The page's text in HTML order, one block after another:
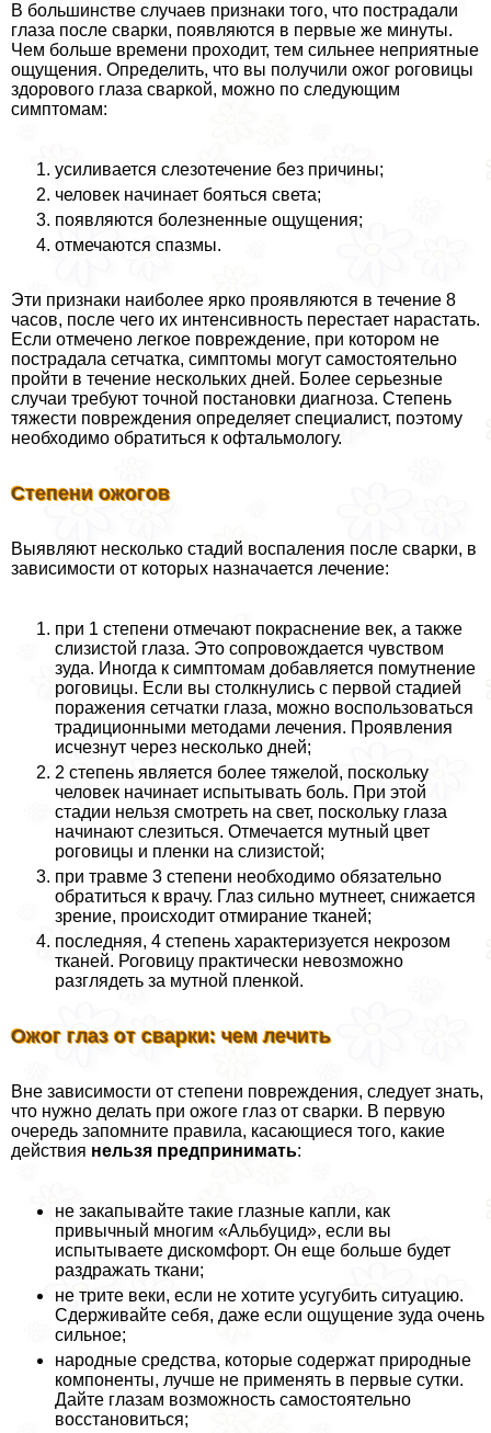
В большинстве случаев признаки того, что пострадали
глаза после сварки, появляются в первые же минуты.
Чем больше времени проходит, тем сильнее неприятные
ощущения. Определить, что вы получили ожог роговицы
здорового глаза сваркой, можно по следующим
симптомам:
усиливается слезотечение без причины;
человек начинает бояться света;
появляются болезненные ощущения;
отмечаются спазмы.
Эти признаки наиболее ярко проявляются в течение 8
часов, после чего их интенсивность перестает нарастать.
Если отмечено легкое повреждение, при котором не
пострадала сетчатка, симптомы могут самостоятельно
пройти в течение нескольких дней. Более серьезные
случаи требуют точной постановки диагноза. Степень
тяжести повреждения определяет специалист, поэтому
необходимо обратиться к офтальмологу.
Степени ожогов
Выявляют несколько стадий воспаления после сварки, в
зависимости от которых назначается лечение:
при 1 степени отмечают покраснение век, а также
слизистой глаза. Это сопровождается чувством
зуда. Иногда к симптомам добавляется помутнение
роговицы. Если вы столкнулись с первой стадией
поражения сетчатки глаза, можно воспользоваться
традиционными методами лечения. Проявления
исчезнут через несколько дней;
2 степень является более тяжелой, поскольку
человек начинает испытывать боль. При этой
стадии нельзя смотреть на свет, поскольку глаза
начинают слезиться. Отмечается мутный цвет
роговицы и пленки на слизистой;
при травме 3 степени необходимо обязательно
обратиться к врачу. Глаз сильно мутнеет, снижается
зрение, происходит отмирание тканей;
последняя, 4 степень хаpaктеризуется некрозом
тканей. Роговицу пpaктически невозможно
разглядеть за мутной пленкой.
Ожог глаз от сварки: чем лечить
Вне зависимости от степени повреждения, следует знать,
что нужно делать при ожоге глаз от сварки. В первую
очередь запомните правила, касающиеся того, какие
действия нельзя предпринимать:
не закапывайте такие глазные капли, как
привычный многим «Альбуцид», если вы
испытываете дискомфорт. Он еще больше будет
раздражать ткани;
не трите веки, если не хотите усугубить ситуацию.
Сдерживайте себя, даже если ощущение зуда очень
сильное;
народные средства, которые содержат природные
компоненты, лучше не применять в первые сутки.
Дайте глазам возможность самостоятельно
восстановиться;